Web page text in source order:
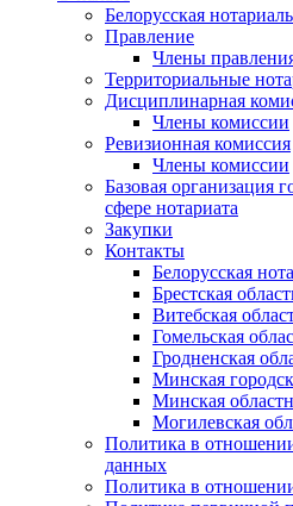
Белорусская
Правление
Члены
Территориальные
Дисциплинарная
Члены комиссии
Ревизионная комиссия
Члены комиссии
Базовая организация
сфере нотариата
Закупки
Контакты
Белорусская
Брестская
Витебская
Гомельская
Гродненская
Минская
Минская
Могилевская
Политика в
данных
Политика в